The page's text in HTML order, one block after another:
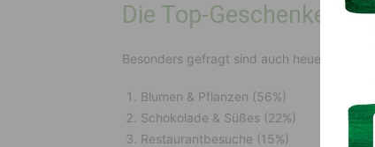
Die Top-Geschenke
Besonders gefragt sind auch heuer wieder:
Blumen & Pflanzen (56%)
Schokolade & Süßes (22%)
Restaurantbesuche (15%)